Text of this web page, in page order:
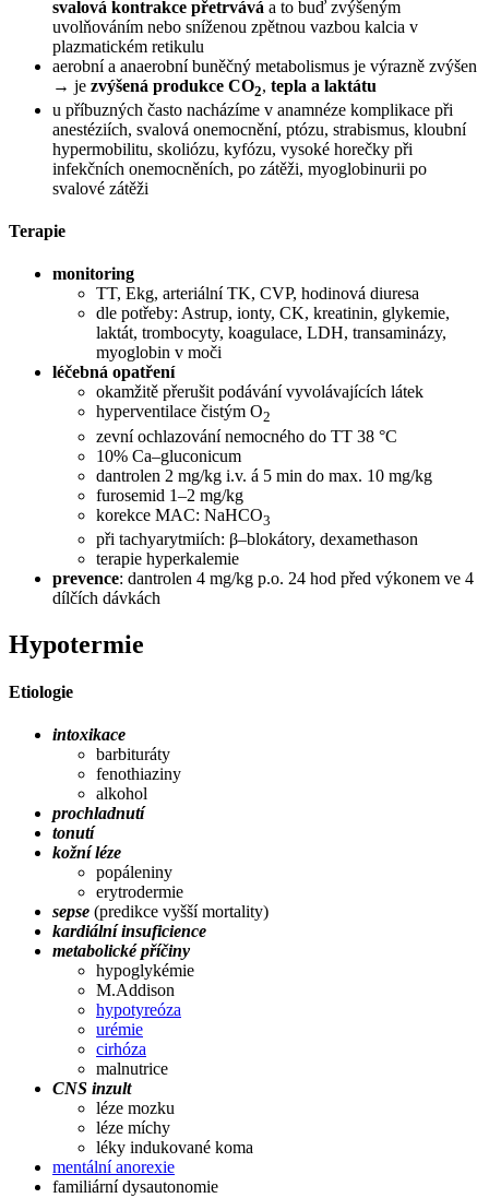
svalová kontrakce přetrvává a to buď zvýšeným
uvolňováním nebo sníženou zpětnou vazbou kalcia v
plazmatickém retikulu
aerobní a anaerobní buněčný metabolismus je výrazně zvýšen
→ je zvýšená produkce CO2, tepla a laktátu
u příbuzných často nacházíme v anamnéze komplikace při
anestéziích, svalová onemocnění, ptózu, strabismus, kloubní
hypermobilitu, skoliózu, kyfózu, vysoké horečky při
infekčních onemocněních, po zátěži, myoglobinurii po
svalové zátěži
Terapie
monitoring
TT, Ekg, arteriální TK, CVP, hodinová diuresa
dle potřeby: Astrup, ionty, CK, kreatinin, glykemie,
laktát, trombocyty, koagulace, LDH, transaminázy,
myoglobin v moči
léčebná opatření
okamžitě přerušit podávání vyvolávajících látek
hyperventilace čistým O2
zevní ochlazování nemocného do TT 38 °C
10% Ca–gluconicum
dantrolen 2 mg/kg i.v. á 5 min do max. 10 mg/kg
furosemid 1–2 mg/kg
korekce MAC: NaHCO3
při tachyarytmiích: β–blokátory, dexamethason
terapie hyperkalemie
prevence: dantrolen 4 mg/kg p.o. 24 hod před výkonem ve 4
dílčích dávkách
Hypotermie
Etiologie
intoxikace
barbituráty
fenothiaziny
alkohol
prochladnutí
tonutí
kožní léze
popáleniny
erytrodermie
sepse (predikce vyšší mortality)
kardiální insuficience
metabolické příčiny
hypoglykémie
M.Addison
hypotyreóza
urémie
cirhóza
malnutrice
CNS inzult
léze mozku
léze míchy
léky indukované koma
mentální anorexie
familiární dysautonomie